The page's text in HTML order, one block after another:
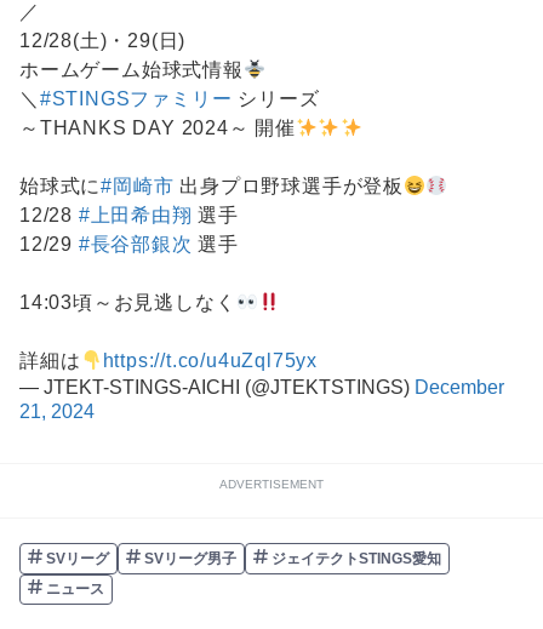
／
12/28(土)・29(日)
ホームゲーム始球式情報
＼ #STINGSファミリー シリーズ
～THANKS DAY 2024～ 開催
始球式に#岡崎市 出身プロ野球選手が登板
12/28 #上田希由翔 選手
12/29 #長谷部銀次 選手
14:03頃～お見逃しなく
詳細は
https://t.co/u4uZql75yx
— JTEKT-STINGS-AICHI (@JTEKTSTINGS) December
21, 2024
ADVERTISEMENT
SVリーグ SVリーグ男子
ジェイテクトSTINGS愛知
ニュース